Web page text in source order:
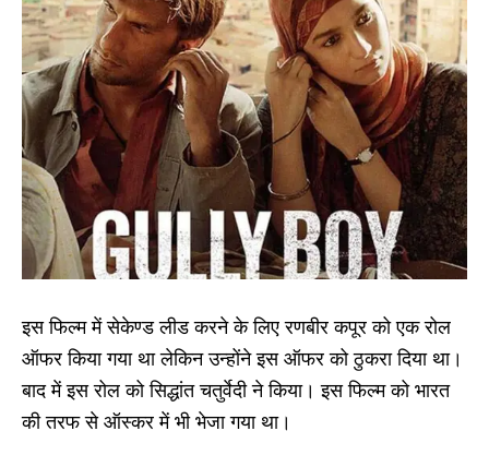
इस फिल्म में सेकेण्ड लीड करने के लिए रणबीर कपूर को एक रोल
ऑफर किया गया था लेकिन उन्होंने इस ऑफर को ठुकरा दिया था।
बाद में इस रोल को सिद्धांत चतुर्वेदी ने किया। इस फिल्म को भारत
की तरफ से ऑस्कर में भी भेजा गया था।